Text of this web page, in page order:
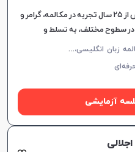
مدرک CELTA و IELTS تدریس با بیش از ۲۵ سال تجربه در مکالمه، گرامر و
در سطوح مختلف، به تسلط و
آ
یلتس، تافل، مکالمه زبان انگلیسی، زبان انگلیسی عمومی، گرامر زبان انگلیسی، زبان انگلیسی آمریکایی، زبان انگلیسی کنکور سراسری، زبان انگلیسی کنکور کاردانی، زبان انگلیسی کنکور ارشد، زبان انگلیسی هفتم دبیرستان، زبان انگلیسی هشتم دبیرستان، زبان انگلیسی نهم دبیرستان، زبان انگلیسی دهم دبیرستان، زبان انگلیسی یازدهم دبیرستان، زبان انگلیسی دوازدهم دبیرستان
آزمایشی